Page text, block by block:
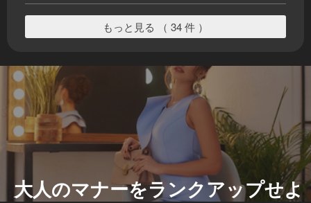
もっと見る （ 34 件 ）
大人のマナーをランクアップせよ